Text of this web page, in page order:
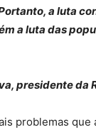
a luta
a luta das
presidente da
problemas que